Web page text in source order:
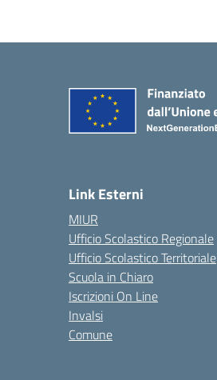
Link Esterni
MIUR
Ufficio Scolastico Regionale
Ufficio Scolastico Territoriale
Scuola in Chiaro
Iscrizioni On Line
Invalsi
Comune